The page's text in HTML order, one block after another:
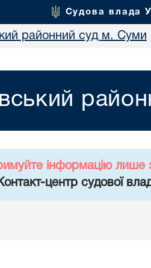
Судова влада
районний суд м. Суми
інформацію лише
центр судової